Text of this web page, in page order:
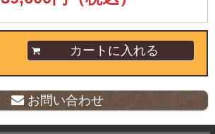
お問い合わせ